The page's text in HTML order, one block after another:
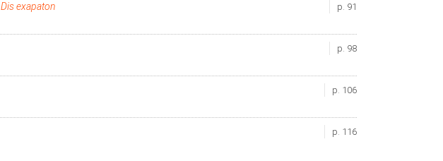
p. 91
Dis exapaton
p. 98
p. 106
p. 116